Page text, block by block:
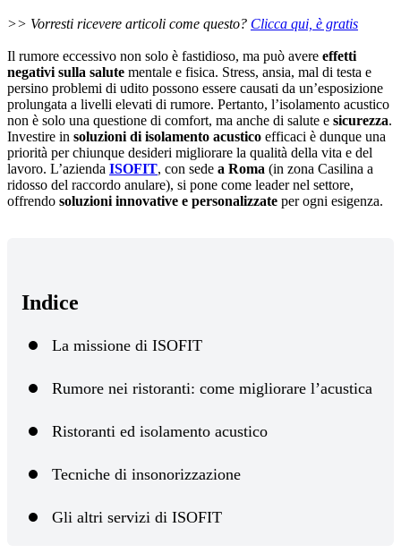
>> Vorresti ricevere articoli come questo? Clicca qui, è gratis
Il rumore eccessivo non solo è fastidioso, ma può avere effetti
negativi sulla salute mentale e fisica. Stress, ansia, mal di testa e
persino problemi di udito possono essere causati da un’esposizione
prolungata a livelli elevati di rumore. Pertanto, l’isolamento acustico
non è solo una questione di comfort, ma anche di salute e sicurezza.
Investire in soluzioni di isolamento acustico efficaci è dunque una
priorità per chiunque desideri migliorare la qualità della vita e del
lavoro. L’azienda ISOFIT, con sede a Roma (in zona Casilina a
ridosso del raccordo anulare), si pone come leader nel settore,
offrendo soluzioni innovative e personalizzate per ogni esigenza.
Indice
La missione di ISOFIT
Rumore nei ristoranti: come migliorare l’acustica
Ristoranti ed isolamento acustico
Tecniche di insonorizzazione
Gli altri servizi di ISOFIT